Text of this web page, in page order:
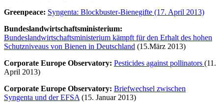
Greenpeace: Syngenta: Blockbuster-Bienegifte (17. April 2013)
Bundeslandwirtschaftsministerium:
Bundeslandwirtschaftsministerium kämpft für den Erhalt des hohen
Schutzniveaus von Bienen in Deutschland (15.März 2013)
Corporate Europe Observatory: Pesticides against pollinators (11.
April 2013)
Corporate Europe Observatory: Briefwechsel zwischen
Syngenta und der EFSA (15. Januar 2013)